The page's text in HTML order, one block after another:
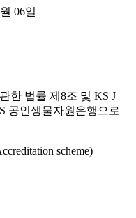
06일
한 법률 제8조 및 KS J
공인생물자원은행으로
scheme)